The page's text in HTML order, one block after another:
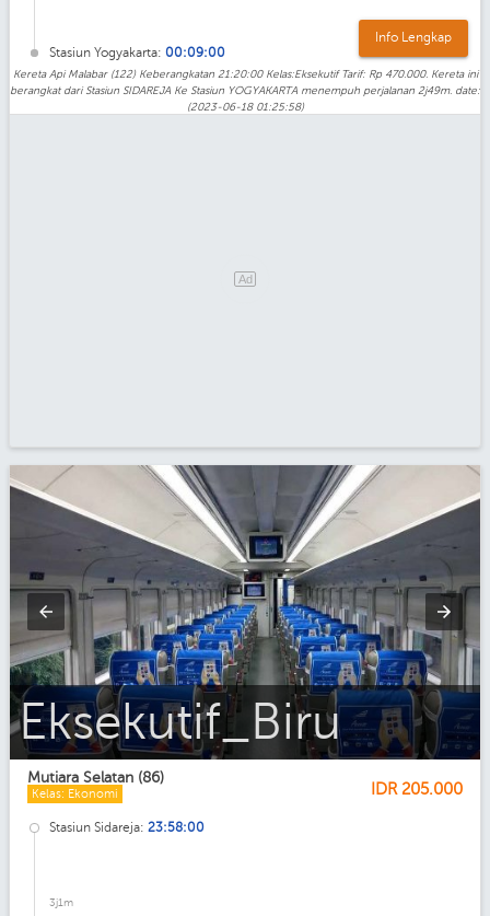
Stasiun Yogyakarta: 00:09:00
Info Lengkap
Kereta Api Malabar (122) Keberangkatan 21:20:00 Kelas:Eksekutif Tarif: Rp 470.000. Kereta ini
berangkat dari Stasiun SIDAREJA Ke Stasiun YOGYAKARTA menempuh perjalanan 2j49m. date:
(2023-06-18 01:25:58)
Ekonomi_AC
Mutiara Selatan (86)
Kelas: Ekonomi IDR 205.000
Stasiun Sidareja: 23:58:00
3j1m